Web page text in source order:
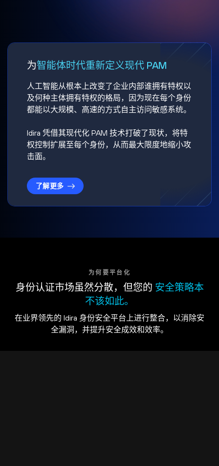
为智能体时代重新定义现代 PAM
人工智能从根本上改变了企业内部谁拥有特权以
及何种主体拥有特权的格局，因为现在每个身份
都能以大规模、高速的方式自主访问敏感系统。
Idira 凭借其现代化 PAM 技术打破了现状，将特
权控制扩展至每个身份，从而最大限度地缩小攻
击面。
了解更多
为何要平台化
身份认证市场虽然分散，但您的 安全策略本
不该如此。
在业界领先的 Idira 身份安全平台上进行整合，以消除安
全漏洞，并提升安全成效和效率。